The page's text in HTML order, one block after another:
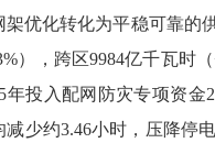
化转化为平稳可靠的供
），跨区9984亿千瓦时
年投入配网防灾专项资金
减少约3.46小时，压降停